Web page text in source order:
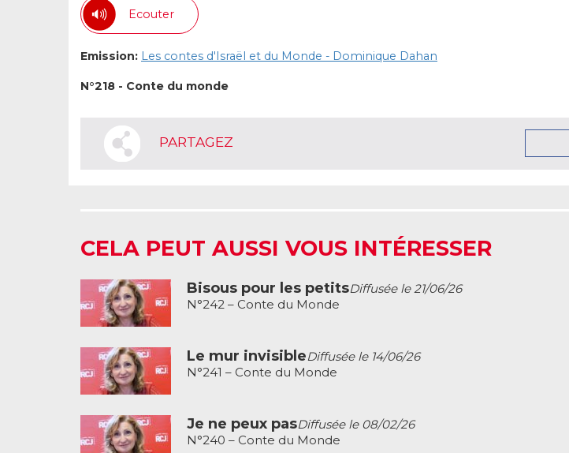
Ecouter
Emission: Les contes d'Israël et du Monde - Dominique Dahan
N°218 - Conte du monde
PARTAGEZ
CELA PEUT AUSSI VOUS INTÉRESSER
Bisous pour les petitsDiffusée le 21/06/26
N°242 – Conte du Monde
Le mur invisibleDiffusée le 14/06/26
N°241 – Conte du Monde
Je ne peux pasDiffusée le 08/02/26
N°240 – Conte du Monde